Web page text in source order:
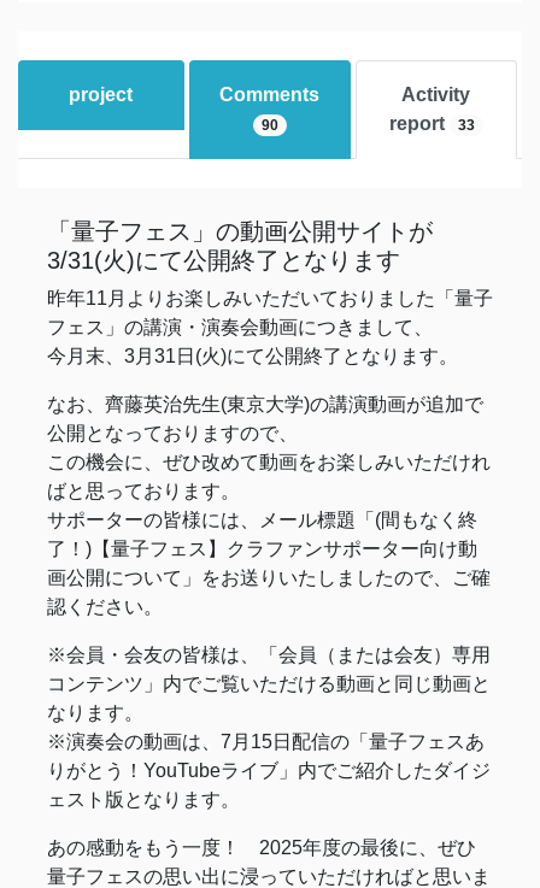
project Comments
90
Activity
report
33
「量子フェス」の動画公開サイトが
3/31(火)にて公開終了となります
昨年11月よりお楽しみいただいておりました「量子
フェス」の講演・演奏会動画につきまして、
今月末、3月31日(火)にて公開終了となります。
なお、齊藤英治先生(東京大学)の講演動画が追加で
公開となっておりますので、
この機会に、ぜひ改めて動画をお楽しみいただけれ
ばと思っております。
サポーターの皆様には、メール標題「(間もなく終
了！)【量子フェス】クラファンサポーター向け動
画公開について」をお送りいたしましたので、ご確
認ください。
※会員・会友の皆様は、「会員（または会友）専用
コンテンツ」内でご覧いただける動画と同じ動画と
なります。
※演奏会の動画は、7月15日配信の「量子フェスあ
りがとう！YouTubeライブ」内でご紹介したダイジ
ェスト版となります。
あの感動をもう一度！ 2025年度の最後に、ぜひ
量子フェスの思い出に浸っていただければと思いま